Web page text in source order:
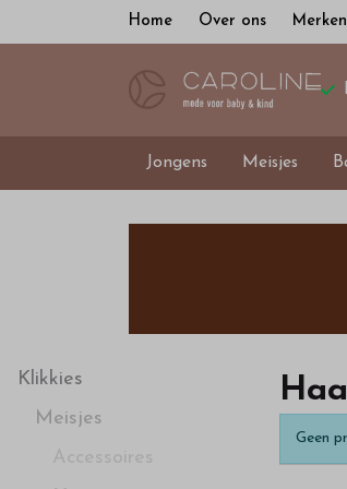
Home Over ons Merken
Jongens Meisjes
Bestel
Klikkies
Meisjes
Geen